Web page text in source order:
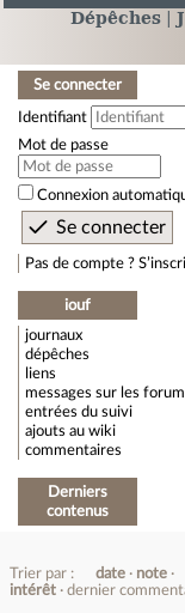
Dépêches
Se connecter
Identifiant
Mot de passe
Connexion
Pas de compte ?
iouf
journaux
dépêches
liens
messages sur les
entrées du suivi
ajouts au wiki
commentaires
Derniers
contenus
Trier par : date
note
intérêt
dernier